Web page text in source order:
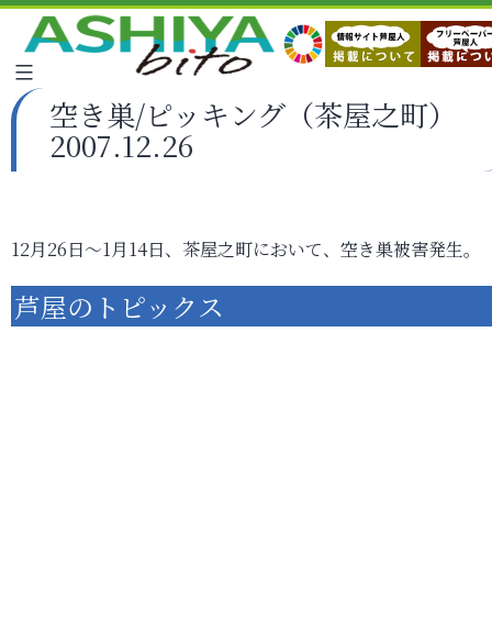
空き巣/ピッキング（茶屋之町）
2007.12.26
12月26日～1月14日、茶屋之町において、空き巣被害発生。
芦屋のトピックス